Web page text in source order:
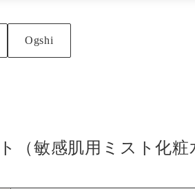
Ogshi
（敏感肌用ミスト化粧